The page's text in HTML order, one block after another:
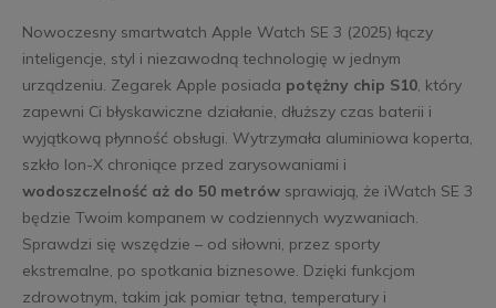
Nowoczesny smartwatch Apple Watch SE 3 (2025) łączy
inteligencje, styl i niezawodną technologię w jednym
urządzeniu. Zegarek Apple posiada potężny chip S10, który
zapewni Ci błyskawiczne działanie, dłuższy czas baterii i
wyjątkową płynność obsługi. Wytrzymała aluminiowa koperta,
szkło Ion-X chroniące przed zarysowaniami i
wodoszczelność aż do 50 metrówsprawiają, że iWatch SE 3
będzie Twoim kompanem w codziennych wyzwaniach.
Sprawdzi się wszędzie – od siłowni, przez sporty
ekstremalne, po spotkania biznesowe. Dzięki funkcjom
zdrowotnym, takim jak pomiar tętna, temperatury i